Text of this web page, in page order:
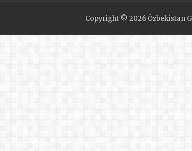
Copyright © 2026 Özbekistan